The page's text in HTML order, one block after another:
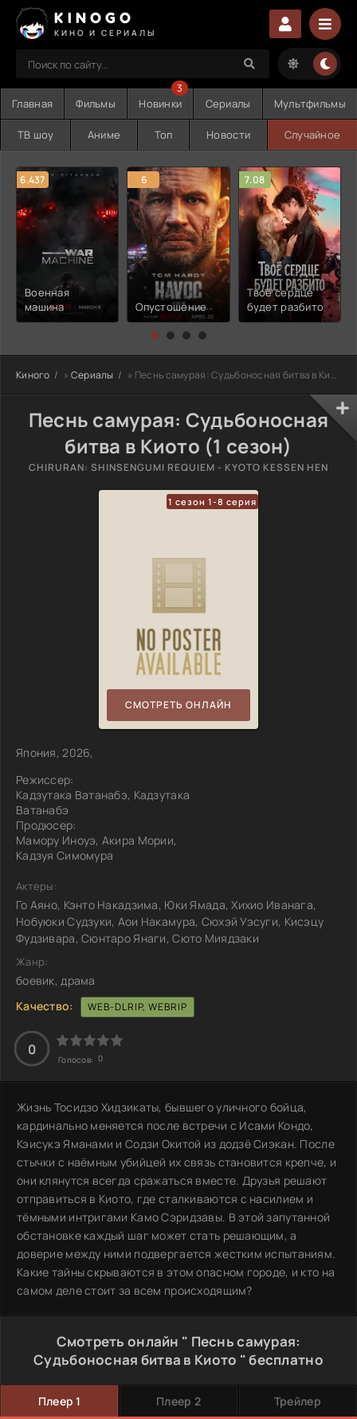
KINOGO
КИНО И СЕРИАЛЫ
Главная Фильмы Новинки
3
Сериалы Мультфильмы
ТВ шоу Аниме Топ Новости Случайное
6.437
Военная
машина
6
Опустошение
7.08
Твоё сердце
будет разбито
Киного » Сериалы » Песнь самурая: Судьбоносная битва в Киото
Песнь самурая: Судьбоносная
битва в Киото (1 сезон)
CHIRURAN: SHINSENGUMI REQUIEM - KYOTO KESSEN HEN
1 сезон 1-8 серия
СМОТРЕТЬ ОНЛАЙН
Япония, 2026,
Режиссер:
Кадзутака Ватанабэ, Кадзутака
Ватанабэ
Продюсер:
Мамору Иноуэ, Акира Мории,
Кадзуя Симомура
Актеры:
Го Аяно, Кэнто Накадзима, Юки Ямада, Хихио Иванага,
Нобуюки Судзуки, Аои Накамура, Сюхэй Уэсуги, Кисэцу
Фудзивара, Сюнтаро Янаги, Сюто Миядзаки
Жанр:
боевик, драма
Качество:
WEB-DLRIP, WEBRIP
0
Голосов: 0
Жизнь Тосидзо Хидзикаты, бывшего уличного бойца,
кардинально меняется после встречи с Исами Кондо,
Кэисукэ Яманами и Содзи Окитой из додзё Сиэкан. После
стычки с наёмным убийцей их связь становится крепче, и
они клянутся всегда сражаться вместе. Друзья решают
отправиться в Киото, где сталкиваются с насилием и
тёмными интригами Камо Сэридзавы. В этой запутанной
обстановке каждый шаг может стать решающим, а
доверие между ними подвергается жестким испытаниям.
Какие тайны скрываются в этом опасном городе, и кто на
самом деле стоит за всем происходящим?
Смотреть онлайн " Песнь самурая:
Судьбоносная битва в Киото " бесплатно
Плеер 1 Плеер 2 Трейлер